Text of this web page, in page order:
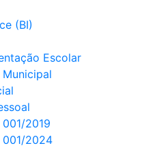
(BI)
Escolar
2019
001/2024